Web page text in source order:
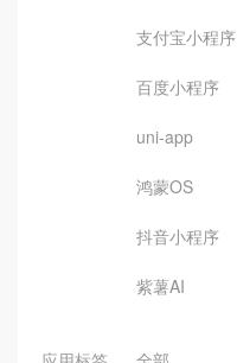
支付宝小程序
百度小程序
uni-app
鸿蒙OS
抖音小程序
紫薯AI